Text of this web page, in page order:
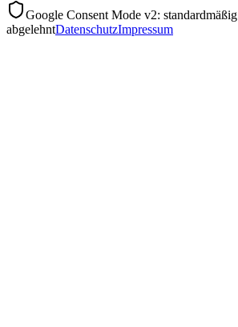
Google Consent Mode v2: standardmäßig
abgelehntDatenschutzImpressum